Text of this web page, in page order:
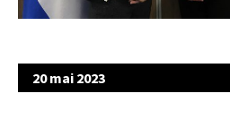
20 mai 2023